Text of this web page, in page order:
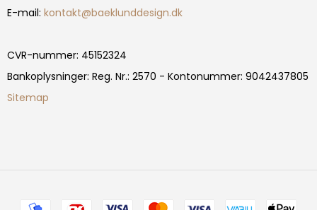
E-mail: kontakt@baeklunddesign.dk
CVR-nummer: 45152324
Bankoplysninger: Reg. Nr.: 2570 - Kontonummer: 9042437805
Sitemap